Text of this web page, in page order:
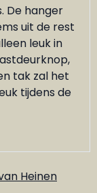
De hanger
uit de rest
leuk in
tak zal het
tijdens de
Heinen